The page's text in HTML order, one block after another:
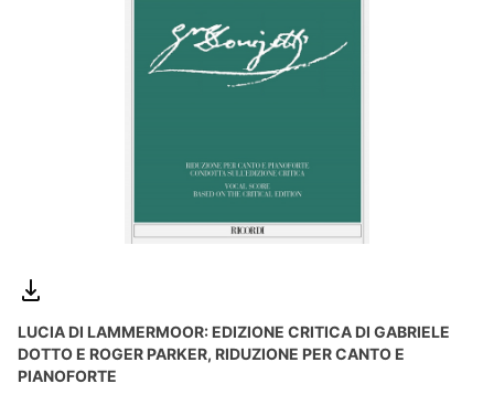
LUCIA DI LAMMERMOOR: EDIZIONE CRITICA DI GABRIELE
DOTTO E ROGER PARKER, RIDUZIONE PER CANTO E
PIANOFORTE